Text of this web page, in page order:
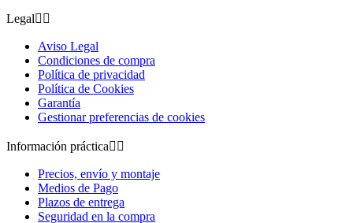
Legal 
Aviso Legal
Condiciones de compra
Política de privacidad
Política de Cookies
Garantía
Gestionar preferencias de cookies
Información práctica 
Precios, envío y montaje
Medios de Pago
Plazos de entrega
Seguridad en la compra